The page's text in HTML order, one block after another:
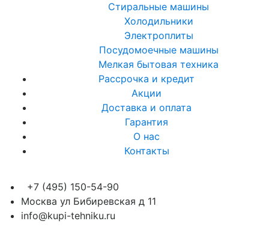
Стиральные машины
Холодильники
Электроплиты
Посудомоечные машины
Мелкая бытовая техника
Рассрочка и кредит
Акции
Доставка и оплата
Гарантия
О нас
Контакты
+7 (495) 150-54-90
Москва ул Бибиревская д 11
info@kupi-tehniku.ru